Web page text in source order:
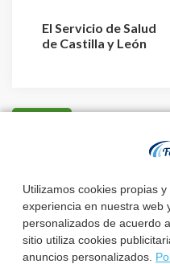
Utilizamos cookies propias
experiencia en nuestra web
personalizados de acuerdo
sitio utiliza cookies
anuncios personalizados.
El Servicio de Salud
de Castilla y León